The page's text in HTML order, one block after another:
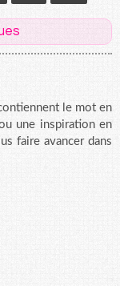
le mot en
une inspiration en
faire avancer dans